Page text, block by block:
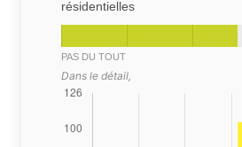
résidentielles
PAS DU TOUT
Dans le détail,